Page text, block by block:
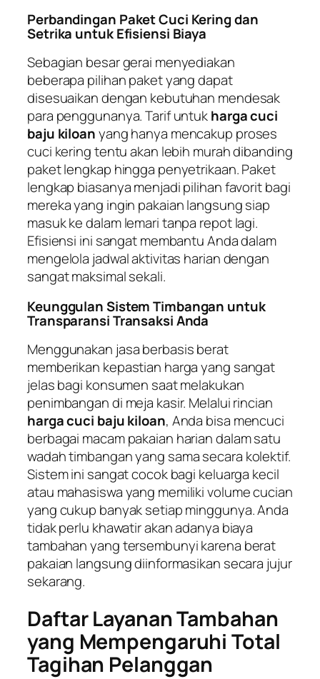
Perbandingan Paket Cuci Kering dan
Setrika untuk Efisiensi Biaya
Sebagian besar gerai menyediakan
beberapa pilihan paket yang dapat
disesuaikan dengan kebutuhan mendesak
para penggunanya. Tarif untukharga cuci
baju kiloanyang hanya mencakup proses
cuci kering tentu akan lebih murah dibanding
paket lengkap hingga penyetrikaan. Paket
lengkap biasanya menjadi pilihan favorit bagi
mereka yang ingin pakaian langsung siap
masuk ke dalam lemari tanpa repot lagi.
Efisiensi ini sangat membantu Anda dalam
mengelola jadwal aktivitas harian dengan
sangat maksimal sekali.
Keunggulan Sistem Timbangan untuk
Transparansi Transaksi Anda
Menggunakan jasa berbasis berat
memberikan kepastian harga yang sangat
jelas bagi konsumen saat melakukan
penimbangan di meja kasir. Melalui rincian
harga cuci baju kiloan, Anda bisa mencuci
berbagai macam pakaian harian dalam satu
wadah timbangan yang sama secara kolektif.
Sistem ini sangat cocok bagi keluarga kecil
atau mahasiswa yang memiliki volume cucian
yang cukup banyak setiap minggunya. Anda
tidak perlu khawatir akan adanya biaya
tambahan yang tersembunyi karena berat
pakaian langsung diinformasikan secara jujur
sekarang.
Daftar Layanan Tambahan
yang Mempengaruhi Total
Tagihan Pelanggan